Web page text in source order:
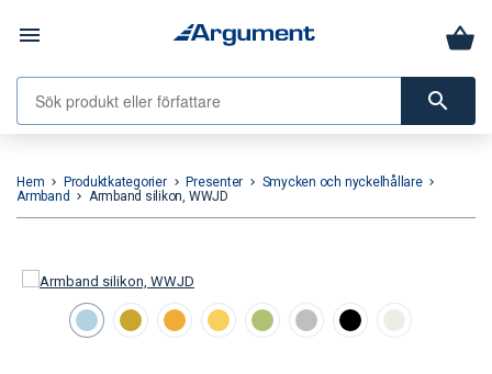
menu
search
Hem keyboard_arrow_right Produktkategorier keyboard_arrow_right Presenter keyboard_arrow_right Smycken och nyckelhållare keyboard_arrow_right
Armband keyboard_arrow_right Armband silikon, WWJD